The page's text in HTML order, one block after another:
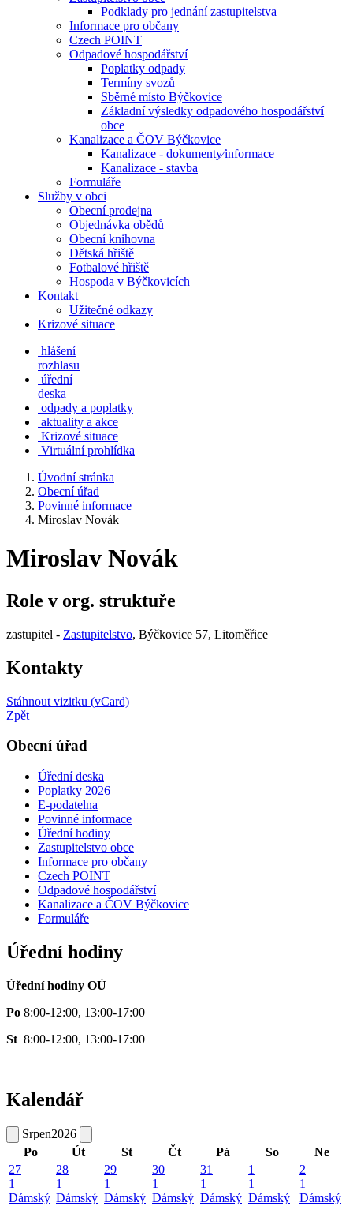
Podklady pro jednání zastupitelstva
Informace pro občany
Czech POINT
Odpadové hospodářství
Poplatky odpady
Termíny svozů
Sběrné místo Býčkovice
Základní výsledky odpadového hospodářství
obce
Kanalizace a ČOV Býčkovice
Kanalizace - dokumenty⁄informace
Kanalizace - stavba
Formuláře
Služby v obci
Obecní prodejna
Objednávka obědů
Obecní knihovna
Dětská hřiště
Fotbalové hřiště
Hospoda v Býčkovicích
Kontakt
Užitečné odkazy
Krizové situace
hlášení
rozhlasu
úřední
deska
odpady a poplatky
aktuality a akce
Krizové situace
Virtuální prohlídka
Úvodní stránka
Obecní úřad
Povinné informace
Miroslav Novák
Miroslav Novák
Role v org. struktuře
zastupitel - Zastupitelstvo, Býčkovice 57, Litoměřice
Kontakty
Stáhnout vizitku (vCard)
Zpět
Obecní úřad
Úřední deska
Poplatky 2026
E-podatelna
Povinné informace
Úřední hodiny
Zastupitelstvo obce
Informace pro občany
Czech POINT
Odpadové hospodářství
Kanalizace a ČOV Býčkovice
Formuláře
Úřední hodiny
Úřední hodiny OÚ
Po 8:00-12:00, 13:00-17:00
St 8:00-12:00, 13:00-17:00
Kalendář
Srpen2026
Po
Út St Čt Pá So
Ne
27
1
Dámský
28
1
Dámský
29
1
Dámský
30
1
Dámský
31
1
Dámský
1
1
Dámský
2
1
Dámský